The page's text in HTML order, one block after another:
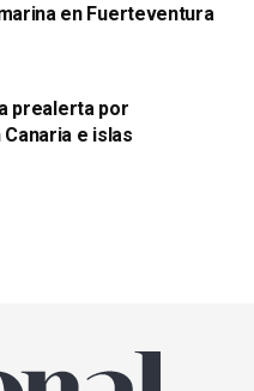
en Fuerteventura
prealerta por
e islas